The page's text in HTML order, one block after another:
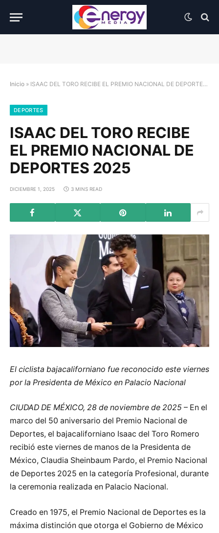
Inicio » ISAAC DEL TORO RECIBE EL PREMIO NACIONAL DE DEPORTES 2025
DEPORTES
ISAAC DEL TORO RECIBE
EL PREMIO NACIONAL DE
DEPORTES 2025
DICIEMBRE 1, 2025 3 MINS READ
El ciclista bajacaliforniano fue reconocido este viernes
por la Presidenta de México en Palacio Nacional
CIUDAD DE MÉXICO, 28 de noviembre de 2025 – En el
marco del 50 aniversario del Premio Nacional de
Deportes, el bajacaliforniano Isaac del Toro Romero
recibió este viernes de manos de la Presidenta de
México, Claudia Sheinbaum Pardo, el Premio Nacional
de Deportes 2025 en la categoría Profesional, durante
la ceremonia realizada en Palacio Nacional.
Creado en 1975, el Premio Nacional de Deportes es la
máxima distinción que otorga el Gobierno de México